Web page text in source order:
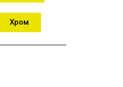
Хром